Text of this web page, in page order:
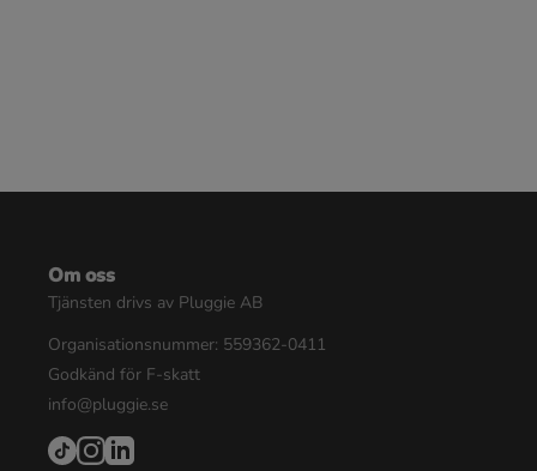
Om oss
Tjänsten drivs av Pluggie AB
Organisationsnummer: 559362-0411
Godkänd för F-skatt
info@pluggie.se